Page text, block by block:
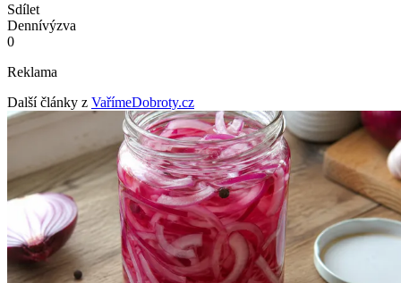
Sdílet
Dennívýzva
0
Reklama
Další články z VařímeDobroty.cz